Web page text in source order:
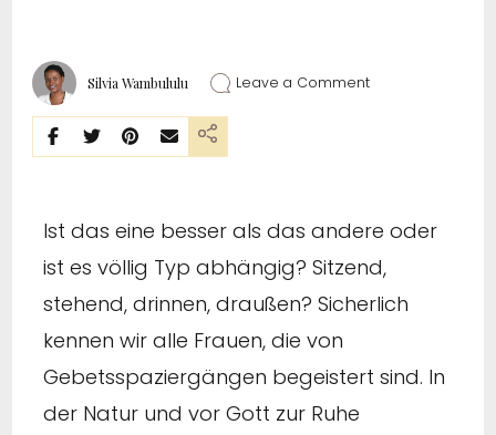
Silvia Wambululu Leave a Comment
Ist das eine besser als das andere oder
ist es völlig Typ abhängig? Sitzend,
stehend, drinnen, draußen? Sicherlich
kennen wir alle Frauen, die von
Gebetsspaziergängen begeistert sind. In
der Natur und vor Gott zur Ruhe